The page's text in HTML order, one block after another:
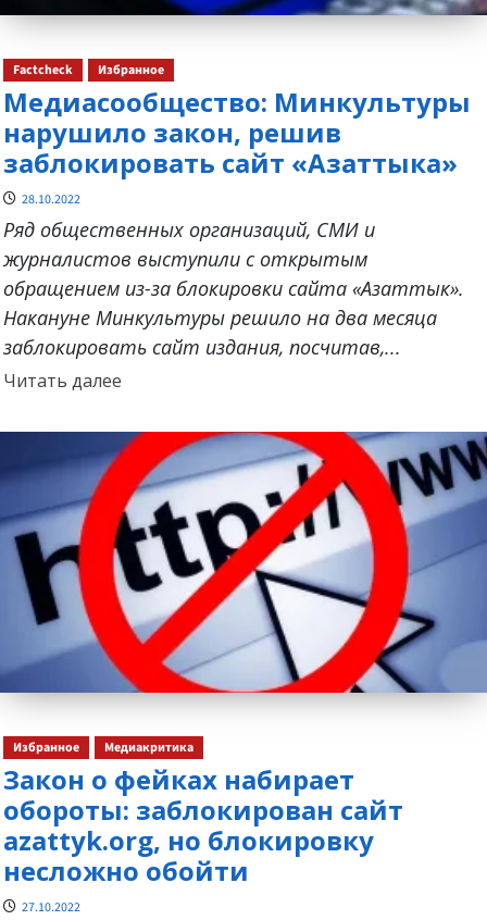
Factcheck Избранное
Медиасообщество: Минкультуры
нарушило закон, решив
заблокировать сайт «Азаттыка»
28.10.2022
Ряд общественных организаций, СМИ и
журналистов выступили с открытым
обращением из-за блокировки сайта «Азаттык».
Накануне Минкультуры решило на два месяца
заблокировать сайт издания, посчитав,...
Читать далееПрочитать
о
Избранное Медиакритика
Закон о фейках набирает
обороты: заблокирован сайт
azattyk.org, но блокировку
несложно обойти
27.10.2022